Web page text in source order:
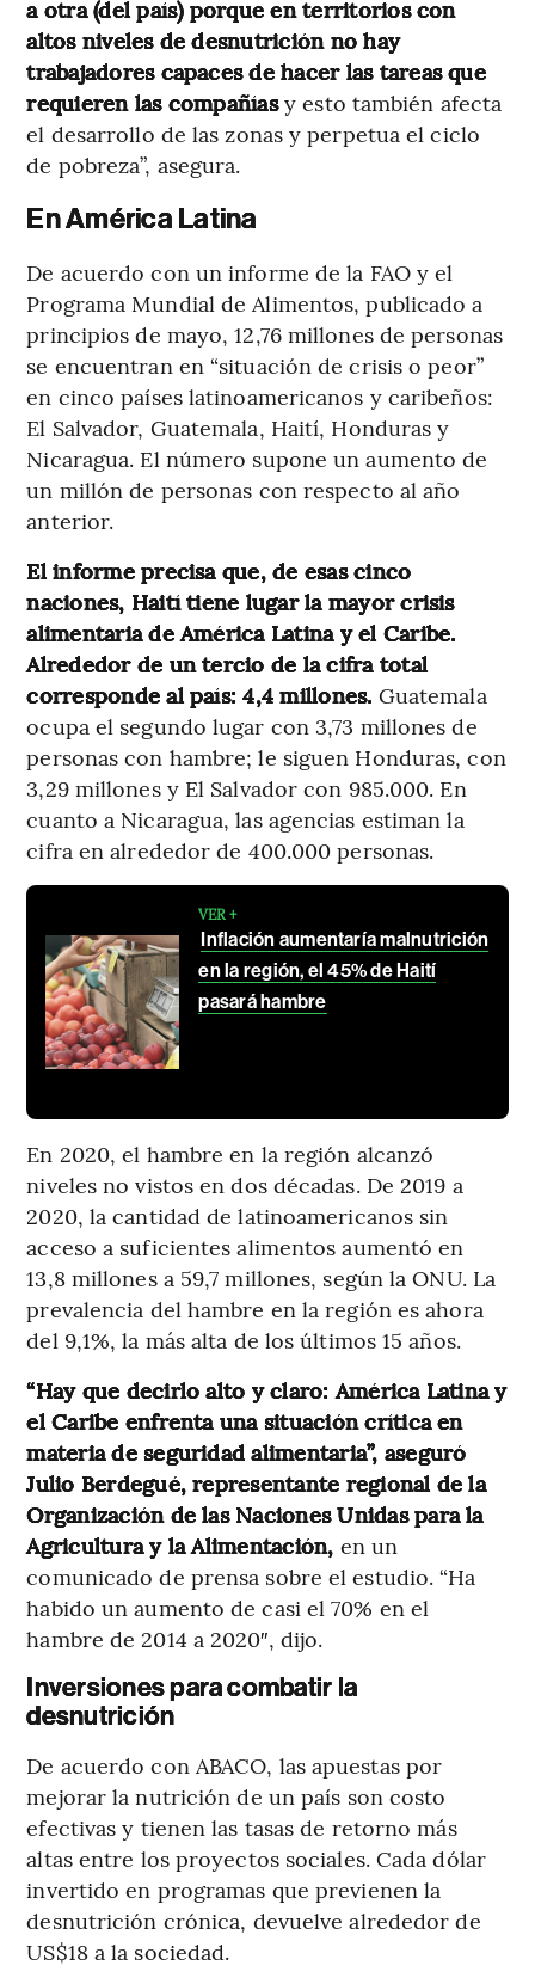
a otra (del país) porque en territorios con
altos niveles de desnutrición no hay
trabajadores capaces de hacer las tareas que
requieren las compañíasy esto también afecta
el desarrollo de las zonas y perpetua el ciclo
de pobreza”, asegura.
En América Latina
De acuerdo con un informe de la FAO y el
Programa Mundial de Alimentos, publicado a
principios de mayo, 12,76 millones de personas
se encuentran en “situación de crisis o peor”
en cinco países latinoamericanos y caribeños:
El Salvador, Guatemala, Haití, Honduras y
Nicaragua. El número supone un aumento de
un millón de personas con respecto al año
anterior.
El informe precisa que, de esas cinco
naciones, Haití tiene lugar la mayor crisis
alimentaria de América Latina y el Caribe.
Alrededor de un tercio de la cifra total
corresponde al país: 4,4 millones. Guatemala
ocupa el segundo lugar con 3,73 millones de
personas con hambre; le siguen Honduras, con
3,29 millones y El Salvador con 985.000. En
cuanto a Nicaragua, las agencias estiman la
cifra en alrededor de 400.000 personas.
VER +
Inflación aumentaría malnutrición
en la región, el 45% de Haití
pasará hambre
En 2020, el hambre en la región alcanzó
niveles no vistos en dos décadas. De 2019 a
2020, la cantidad de latinoamericanos sin
acceso a suficientes alimentos aumentó en
13,8 millones a 59,7 millones, según la ONU. La
prevalencia del hambre en la región es ahora
del 9,1%, la más alta de los últimos 15 años.
“Hay que decirlo alto y claro: América Latina y
el Caribe enfrenta una situación crítica en
materia de seguridad alimentaria”, aseguró
Julio Berdegué, representante regional de la
Organización de las Naciones Unidas para la
Agricultura y la Alimentación, en un
comunicado de prensa sobre el estudio. “Ha
habido un aumento de casi el 70% en el
hambre de 2014 a 2020″, dijo.
Inversiones para combatir la
desnutrición
De acuerdo con ABACO, las apuestas por
mejorar la nutrición de un país son costo
efectivas y tienen las tasas de retorno más
altas entre los proyectos sociales. Cada dólar
invertido en programas que previenen la
desnutrición crónica, devuelve alrededor de
US$18 a la sociedad.